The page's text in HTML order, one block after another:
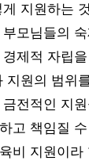
지원하는
모님들의
제적 자립
지원의 범위
전적인 지
고 책임질
비 지원이라